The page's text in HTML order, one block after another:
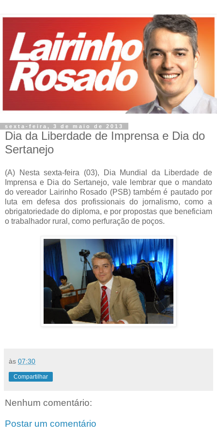
sexta-feira, 3 de maio de 2013
Dia da Liberdade de Imprensa e Dia do
Sertanejo
(A) Nesta sexta-feira (03), Dia Mundial da Liberdade de
Imprensa e Dia do Sertanejo, vale lembrar que o mandato
do vereador Lairinho Rosado (PSB) também é pautado por
luta em defesa dos profissionais do jornalismo, como a
obrigatoriedade do diploma, e por propostas que beneficiam
o trabalhador rural, como perfuração de poços.
às 07:30
Compartilhar
Nenhum comentário:
Postar um comentário